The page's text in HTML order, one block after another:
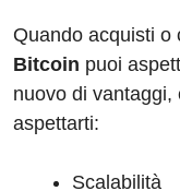
Quando acquisti o
Bitcoin puoi
nuovo di vantaggi,
aspettarti:
Scalabilità